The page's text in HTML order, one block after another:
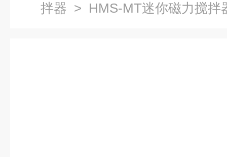
拌器 > HMS-MT迷你磁力搅拌